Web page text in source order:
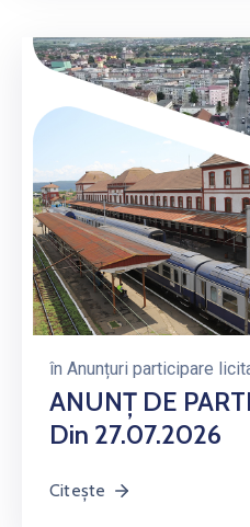
în Anunțuri participare
ANUNŢ DE
Din 27.07.2026
Citește